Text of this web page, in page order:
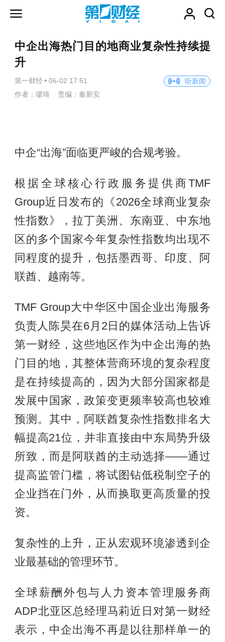
中企出海热门目的地商业复杂性持续提
升
第一财经 • 06-02 17:51
听新闻
作者：缪琦 责编：秦新安
中企“出海”面临更严峻的合规考验。
根据全球核心行政服务提供商TMF
Group近日发布的《2026全球商业复杂
性指数》，拉丁美洲、东南亚、中东地
区的多个国家今年复杂性指数均出现不
同程度的提升，包括墨西哥、印度、阿
联酋、越南等。
TMF Group大中华区中国企业出海服务
负责人陈昊在6月2日的媒体活动上告诉
第一财经，这些地区作为中企出海的热
门目的地，其整体营商环境的复杂程度
是在持续提高的，因为大部分国家都是
发展中国家，政策变更频率较高也较难
预测。其中，阿联酋复杂性指数排名大
幅提高21位，并非直接由中东局势升级
所致，而是阿联酋的主动选择——通过
提高监管门槛，将试图钻低税制空子的
企业挡在门外，从而换取更高质量的投
资。
复杂性的上升，正从宏观环境渗透到企
业最基础的管理环节。
全球薪酬外包与人力资本管理服务商
ADP北亚区总经理马莉近日对第一财经
表示，中企出海不再是以往那样单一的